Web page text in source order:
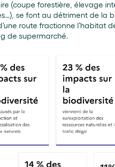
(coupe forestière, élevage
se font au détriment de la
route fractionne l’habitat
de supermarché.